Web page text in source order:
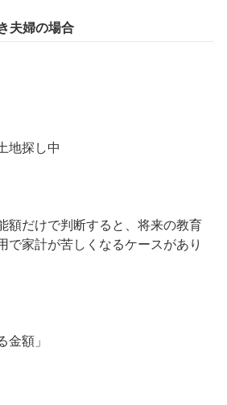
夫婦の場合
地探し中
額だけで判断すると、将来の教育
で家計が苦しくなるケースがあり
金額」